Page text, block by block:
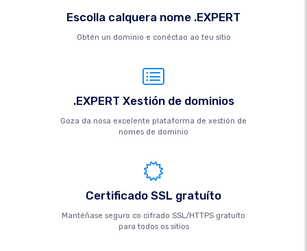
Escolla calquera nome .EXPERT
Obtén un dominio e conéctao ao teu sitio
.EXPERT Xestión de dominios
Goza da nosa excelente plataforma de xestión de
nomes de dominio
Certificado SSL gratuíto
Mantéñase seguro co cifrado SSL/HTTPS gratuíto
para todos os sitios